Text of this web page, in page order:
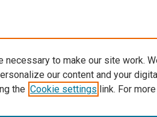
necessary to make our site work.
our content and your
the Cookie settings link. For